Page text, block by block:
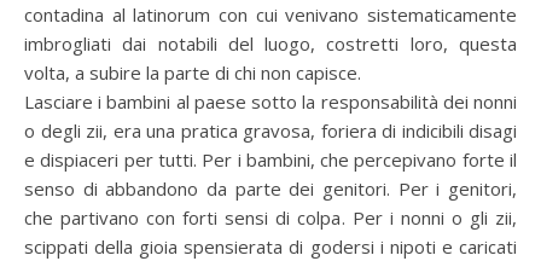
contadina al latinorum con cui venivano sistematicamente
imbrogliati dai notabili del luogo, costretti loro, questa
volta, a subire la parte di chi non capisce.
Lasciare i bambini al paese sotto la responsabilità dei nonni
o degli zii, era una pratica gravosa, foriera di indicibili disagi
e dispiaceri per tutti. Per i bambini, che percepivano forte il
senso di abbandono da parte dei genitori. Per i genitori,
che partivano con forti sensi di colpa. Per i nonni o gli zii,
scippati della gioia spensierata di godersi i nipoti e caricati